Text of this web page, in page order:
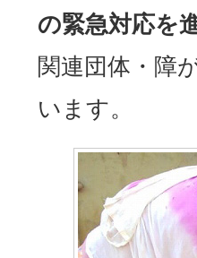
の緊急対応を
関連団体・障
います。